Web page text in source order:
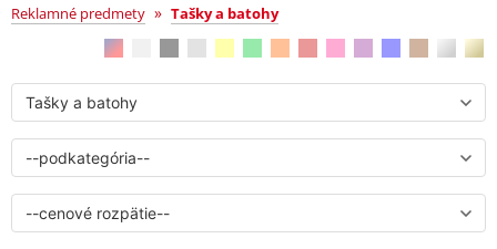
Tašky a batohy
Reklamné predmety » Tašky a batohy